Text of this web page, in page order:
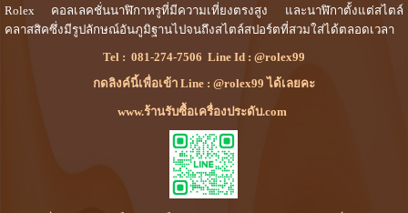
Rolex คอลเลคชั่นนาฬิกาหรูที่มีความเที่ยงตรงสูง และนาฬิกาตั้งแต่สไตล์
คลาสสิคซึ่งมีรูปลักษณ์อันภูมิฐานไปจนถึงสไตล์สปอร์ตที่สวมใส่ได้ตลอดเวลา
Tel : 081-274-7506 Line Id : @rolex99
กดลิงค์นี้เพื่อเข้า Line : @rolex99 ได้เลยคะ
www.ร้านรับซื้อเครื่องประดับ.com